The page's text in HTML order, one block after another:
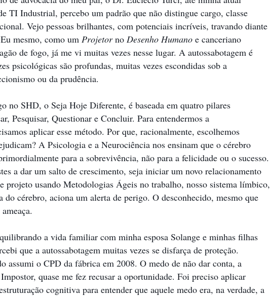
TI Industrial, percebo um padrão que não distingue cargo, classe
Vejo pessoas brilhantes, com potenciais incríveis, travando diante
mesmo, como um Projetorno Desenho Humano e canceriano
de fogo, já me vi muitas vezes nesse lugar. A autossabotagem é
psicológicas são profundas, muitas vezes escondidas sob a
ou da prudência.
no SHD, o Seja Hoje Diferente, é baseada em quatro pilares
Pesquisar, Questionar e Concluir. Para entendermos a
aplicar esse método. Por que, racionalmente, escolhemos
A Psicologia e a Neurociência nos ensinam que o cérebro
para a sobrevivência, não para a felicidade ou o sucesso.
a dar um salto de crescimento, seja iniciar um novo relacionamento
projeto usando Metodologias Ágeis no trabalho, nosso sistema límbico,
cérebro, aciona um alerta de perigo. O desconhecido, mesmo que
a vida familiar com minha esposa Solange e minhas filhas
que a autossabotagem muitas vezes se disfarça de proteção.
assumi o CPD da fábrica em 2008. O medo de não dar conta, a
quase me fez recusar a oportunidade. Foi preciso aplicar
cognitiva para entender que aquele medo era, na verdade, a